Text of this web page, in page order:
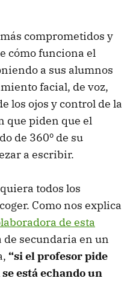
comprometidos y
cómo funciona el
a sus alumnos
facial, de voz,
los ojos y control de la
que piden que el
de 360º de su
a escribir.
todos los
Como nos explica
de esta
de secundaria en un
“si el profesor pide
está echando un